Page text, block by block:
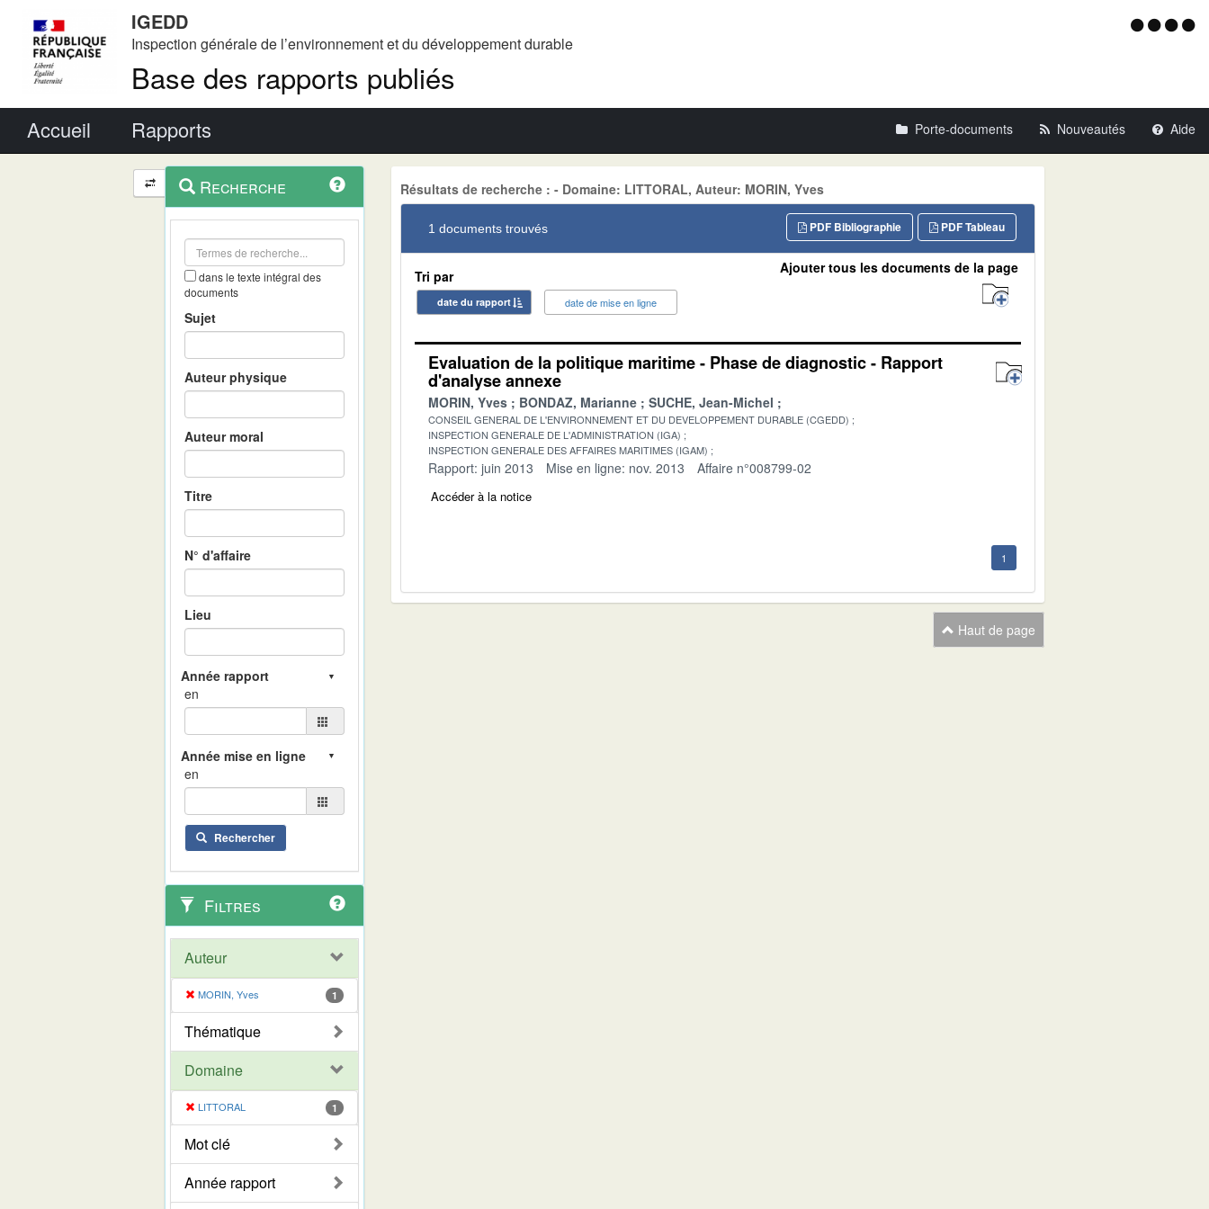
IGEDD
Inspection générale de l’environnement et du développement durable
Base des rapports publiés
Menu
Accueil Rapports Porte-documents Nouveautés Aide
Navigation
et
outils
contextuel
Recherche
dans le texte intégral des
documents
Sujet
Auteur physique
Auteur moral
Titre
N° d'affaire
Lieu
en
en
Rechercher
Filtres
Auteur
MORIN, Yves 1
Thématique
Domaine
LITTORAL 1
Mot clé
Année rapport
Résultats de recherche : - Domaine: LITTORAL, Auteur: MORIN, Yves
1 documents trouvés PDF Tableau
PDF Bibliographie
Tri par
date du rapport date de mise en ligne
Ajouter tous les documents de la page
Evaluation de la politique maritime - Phase de diagnostic - Rapport
d'analyse annexe
MORIN, Yves BONDAZ, Marianne SUCHE, Jean-Michel
CONSEIL GENERAL DE L'ENVIRONNEMENT ET DU DEVELOPPEMENT DURABLE (CGEDD)
INSPECTION GENERALE DE L'ADMINISTRATION (IGA)
INSPECTION GENERALE DES AFFAIRES MARITIMES (IGAM)
Rapport: juin 2013 Mise en ligne: nov. 2013 Affaire n°008799-02
Accéder à la notice
1
Haut de page